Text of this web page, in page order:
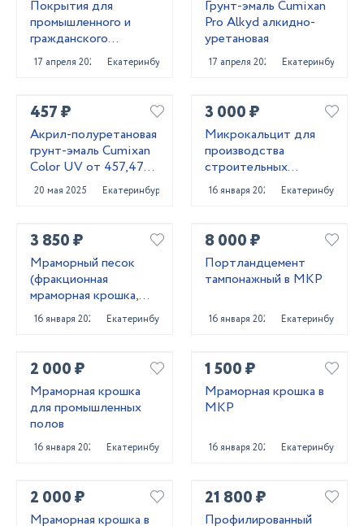
Покрытия для
промышленного и
гражданского
строительства от
поставщика
17 апреля 2025 Екатеринбург
Грунт-эмаль Cumixan
Pro Alkyd алкидно-
уретановая
17 апреля 2025 Екатеринбург
457 ₽
Акрил-полуретановая
грунт-эмаль Cumixan
Color UV от 457,47
рублей
20 мая 2025 Екатеринбург
3 000 ₽
Микрокальцит для
производства
строительных
материалов
16 января 2022 Екатеринбург
3 850 ₽
Мраморный песок
(фракционная
мраморная крошка,
каролит)
16 января 2022 Екатеринбург
8 000 ₽
Портландцемент
тампонажный в МКР
16 января 2022 Екатеринбург
2 000 ₽
Мраморная крошка
для промышленных
полов
16 января 2022 Екатеринбург
1 500 ₽
Мраморная крошка в
МКР
16 января 2022 Екатеринбург
2 000 ₽
Мраморная крошка в
21 800 ₽
Профилированный